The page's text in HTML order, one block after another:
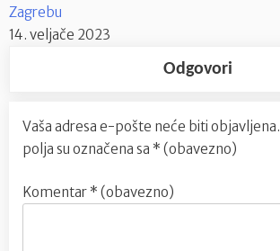
Zagrebu
14. veljače 2023
Odgovori
Vaša adresa e-pošte neće biti objavljena.
polja su označena sa * (obavezno)
Komentar * (obavezno)